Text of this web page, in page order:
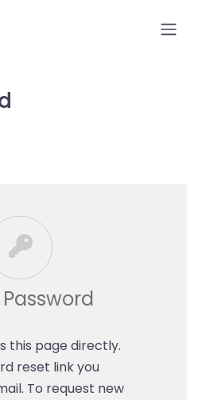
this page directly.
reset link you
To request new